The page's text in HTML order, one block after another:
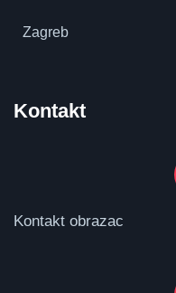
Zagreb
Kontakt
Kontakt obrazac